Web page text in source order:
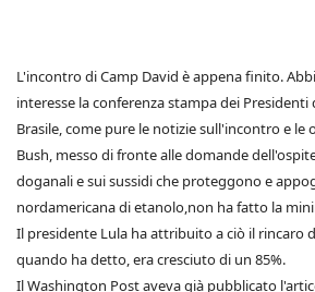
L'incontro di Camp David è appena finito.
interesse la conferenza stampa dei
Brasile, come pure le notizie sull'incontro e le
Bush, messo di fronte alle domande
doganali e sui sussidi che proteggono e
nordamericana di etanolo,non ha fatto la
Il presidente Lula ha attribuito a ciò il rincaro
quando ha detto, era cresciuto di un 85%.
Il Washington Post aveva già pubblicato